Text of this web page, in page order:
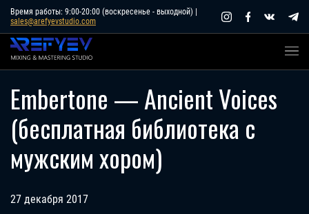
Skip
content
Время работы: 9:00-20:00 (воскресенье - выходной) |
sales@arefyevstudio.com
Embertone — Ancient Voices
(бесплатная библиотека с
мужским хором)
27 декабря 2017